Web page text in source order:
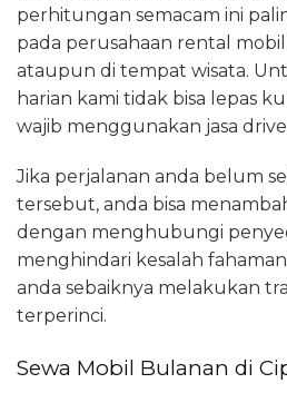
perhitungan semacam ini
pada perusahaan rental
ataupun di tempat wisata.
harian kami tidak bisa lepas
wajib menggunakan jasa
Jika perjalanan anda belum
tersebut, anda bisa
dengan menghubungi
menghindari kesalah
anda sebaiknya melakukan
terperinci.
Sewa Mobil Bulanan di